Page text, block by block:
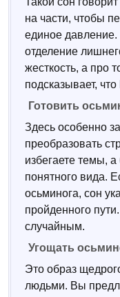
на части, чтобы
единое
отделение
жесткость, а про
подсказывает,
Готовить
Здесь особенно
преобразовать
избегаете темы,
понятного вида.
осьминога, сон
пройденного
случайным.
Угощать
Это образ
людьми. Вы